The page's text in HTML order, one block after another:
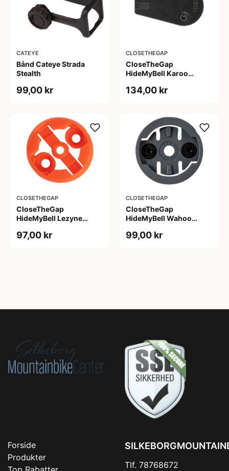
CATEYE
Bånd Cateye Strada
Stealth
99,00 kr
CLOSETHEGAP
CloseTheGap
HideMyBell Karoo
134,00 kr
CLOSETHEGAP
CloseTheGap
HideMyBell Lezyne
97,00 kr
CLOSETHEGAP
CloseTheGap
HideMyBell Wahoo
99,00 kr
Forside
Produkter
Tlf. 78768672